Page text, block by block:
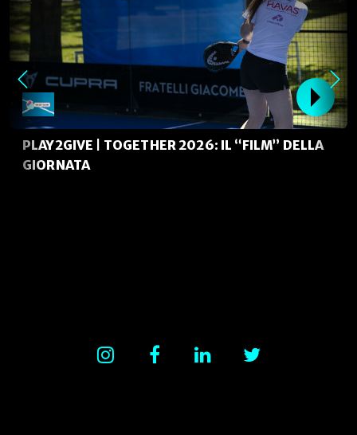
PLAY2GIVE | TOGETHER 2026: IL “FILM” DELLA
GIORNATA